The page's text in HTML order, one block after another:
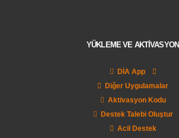
YÜKLEME VE AKTİVASYON
DİA App
Diğer Uygulamalar
Aktivasyon Kodu
Destek Talebi Oluştur
Acil Destek